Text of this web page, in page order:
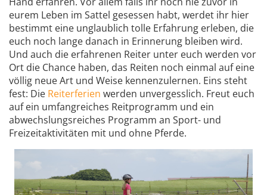
eurem Leben im Sattel gesessen habt, werdet ihr hier
bestimmt eine unglaublich tolle Erfahrung erleben, die
euch noch lange danach in Erinnerung bleiben wird.
Und auch die erfahrenen Reiter unter euch werden vor
Ort die Chance haben, das Reiten noch einmal auf eine
völlig neue Art und Weise kennenzulernen. Eins steht
fest: Die Reiterferien werden unvergesslich. Freut euch
auf ein umfangreiches Reitprogramm und ein
abwechslungsreiches Programm an Sport- und
Freizeitaktivitäten mit und ohne Pferde.